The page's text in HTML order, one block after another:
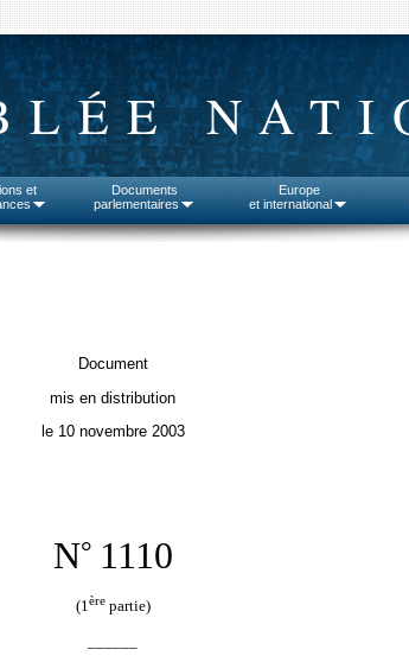
et
Documents
parlementaires
Europe
et international
Document
mis en distribution
le 10 novembre 2003
N° 1110
(1èrepartie)